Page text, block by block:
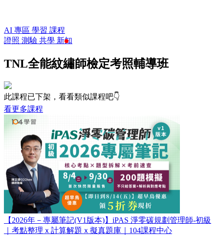
AI 專區 學習 課程
證照 測驗 共學 新知
TNL全能紋繡師檢定考照輔導班
此課程已下架，看看類似課程吧👇
看更多課程
【2026年－專屬筆記(V1版本)】iPAS 淨零碳規劃管理師-初級
｜考點整理ｘ計算解題ｘ擬真題庫｜104課程中心